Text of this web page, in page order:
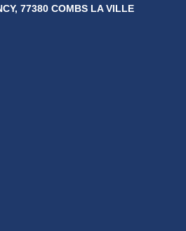
Vendus
77380 COMBS LA VILLE